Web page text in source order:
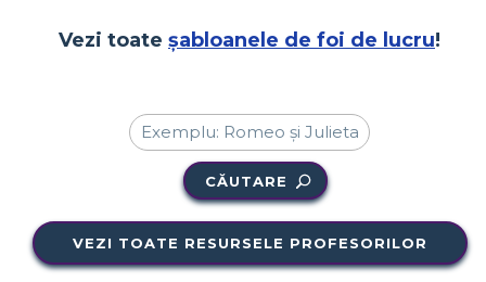
Vezi toate șabloanele de foi de lucru!
CĂUTARE
VEZI TOATE RESURSELE PROFESORILOR